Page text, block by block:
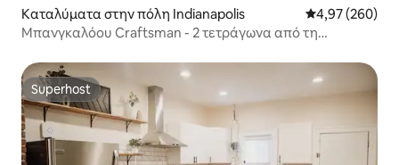
Καταλύματα στην πόλη Indianapolis Μέση
4,97 (260)
Μπανγκαλόου Craftsman - 2 τετράγωνα από τη
Superhost
Superhost